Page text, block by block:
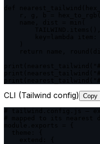
def
CLI (Tailwind config) Copy
# tailwind.config.js —